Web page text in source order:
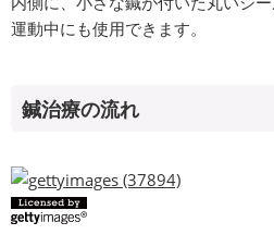
運動中にも使用できます。
鍼治療の流れ